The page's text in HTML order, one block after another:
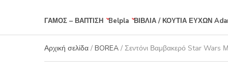
y
n
a
m
ΓΑΜΟΣ – ΒΑΠΤΙΣΗ Belpla ΒΙΒΛΙΑ / ΚΟΥΤΙΑ ΕΥΧΩΝ
Αρχική σελίδα / BOREA / Σεντόνι Βαμβακερό Star Wars